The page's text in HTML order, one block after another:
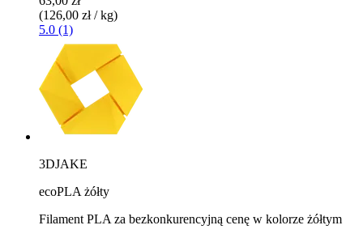
(126,00 zł / kg)
5.0 (1)
3DJAKE
ecoPLA żółty
Filament PLA za bezkonkurencyjną cenę w kolorze żółtym